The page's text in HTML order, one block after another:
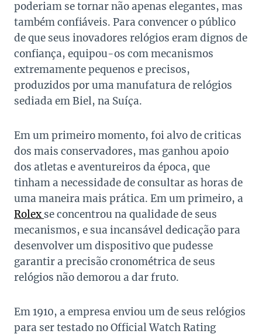
poderiam se tornar não apenas elegantes, mas
também confiáveis. Para convencer o público
de que seus inovadores relógios eram dignos de
confiança, equipou-os com mecanismos
extremamente pequenos e precisos,
produzidos por uma manufatura de relógios
sediada em Biel, na Suíça.
Em um primeiro momento, foi alvo de criticas
dos mais conservadores, mas ganhou apoio
dos atletas e aventureiros da época, que
tinham a necessidade de consultar as horas de
uma maneira mais prática. Em um primeiro, a
Rolex se concentrou na qualidade de seus
mecanismos, e sua incansável dedicação para
desenvolver um dispositivo que pudesse
garantir a precisão cronométrica de seus
relógios não demorou a dar fruto.
Em 1910, a empresa enviou um de seus relógios
para ser testado no Official Watch Rating